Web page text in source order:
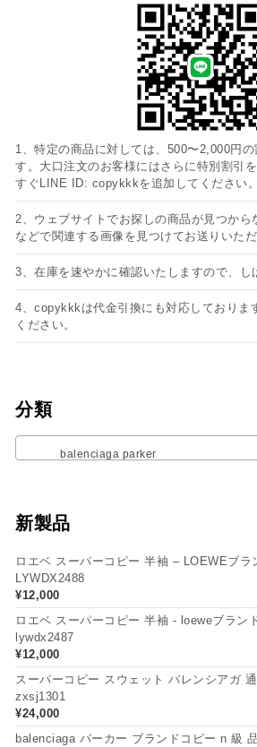
1、特定の商品に対しては、500〜2,000円の
す。大口注文のお客様にはさらに特別割引
すぐLINE ID: copykkkを追加してください。
2、ウェブサイトでお探しの商品が見つから
などで関連する画像を見つけてお送りいた
3、在庫を速やかに確認いたしますので、し
4、copykkkは代金引換にも対応しておりま
ください。
分類
balenciaga parker
新製品
ロエベ スーパーコピー 半袖 – LOEWEブラ
LYWDX2488
¥12,000
ロエベ スーパーコピー 半袖 - loeweブラン
lywdx2487
¥12,000
スーパーコピー スウェット バレンシアガ
zxsj1301
¥24,000
balenciaga パーカー ブランドコピー n 級